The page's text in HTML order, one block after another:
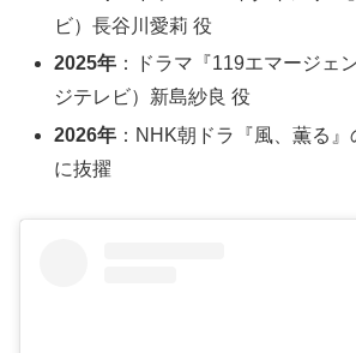
ビ）長谷川愛莉 役
2025年 ：ドラマ『119エマージェ
ジテレビ）新島紗良 役
2026年 ：NHK朝ドラ『風、薫る
に抜擢